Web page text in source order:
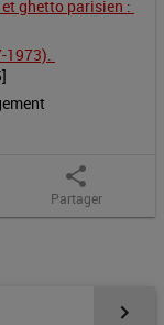
ghetto parisien :
1973).
]
share
Partager